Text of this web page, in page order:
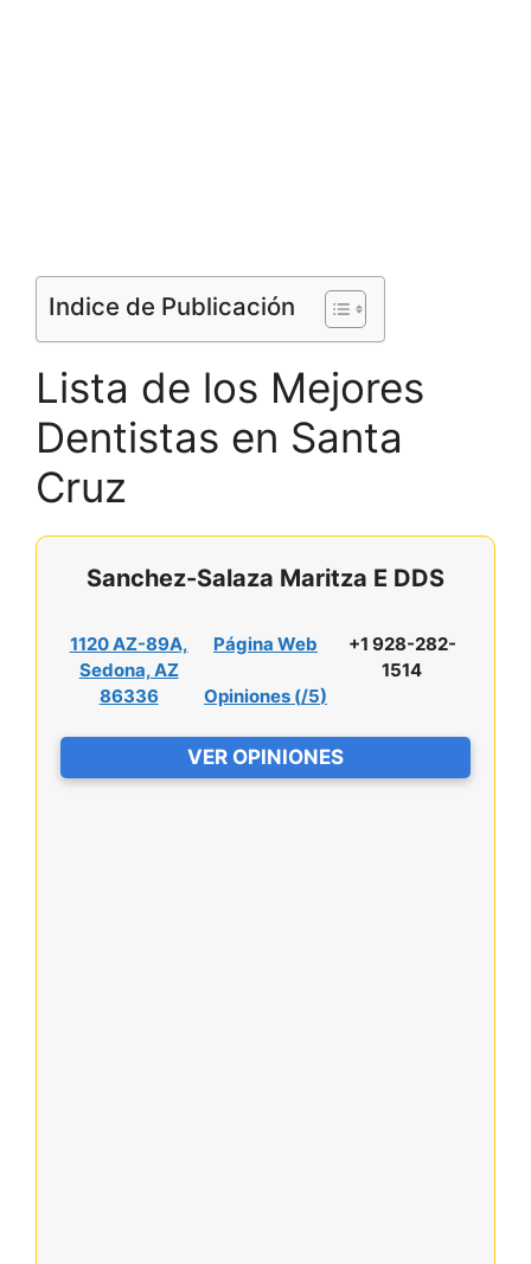
Indice de Publicación
Lista de los Mejores
Dentistas en Santa
Cruz
Sanchez-Salaza Maritza E DDS
1120 AZ-89A,
Sedona, AZ
86336
Página Web
Opiniones (/5)
+1 928-282-
1514
VER OPINIONES